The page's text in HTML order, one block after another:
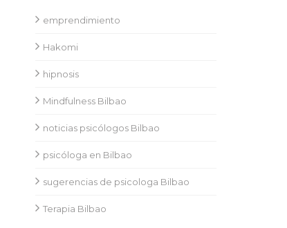
emprendimiento
Hakomi
hipnosis
Mindfulness Bilbao
noticias psicólogos Bilbao
psicóloga en Bilbao
sugerencias de psicologa Bilbao
Terapia Bilbao